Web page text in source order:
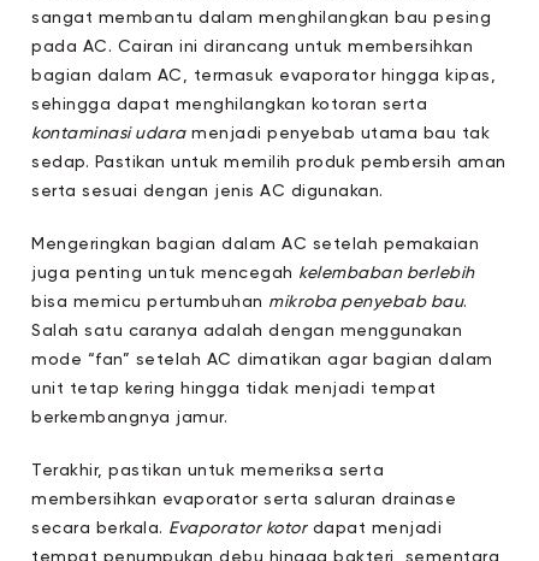
sangat membantu dalam menghilangkan bau pesing
pada AC. Cairan ini dirancang untuk membersihkan
bagian dalam AC, termasuk evaporator hingga kipas,
sehingga dapat menghilangkan kotoran serta
kontaminasi udaramenjadi penyebab utama bau tak
sedap. Pastikan untuk memilih produk pembersih aman
serta sesuai dengan jenis AC digunakan.
Mengeringkan bagian dalam AC setelah pemakaian
juga penting untuk mencegah kelembaban berlebih
bisa memicu pertumbuhan mikroba penyebab bau.
Salah satu caranya adalah dengan menggunakan
mode “fan” setelah AC dimatikan agar bagian dalam
unit tetap kering hingga tidak menjadi tempat
berkembangnya jamur.
Terakhir, pastikan untuk memeriksa serta
membersihkan evaporator serta saluran drainase
secara berkala. Evaporator kotordapat menjadi
tempat penumpukan debu hingga bakteri, sementara